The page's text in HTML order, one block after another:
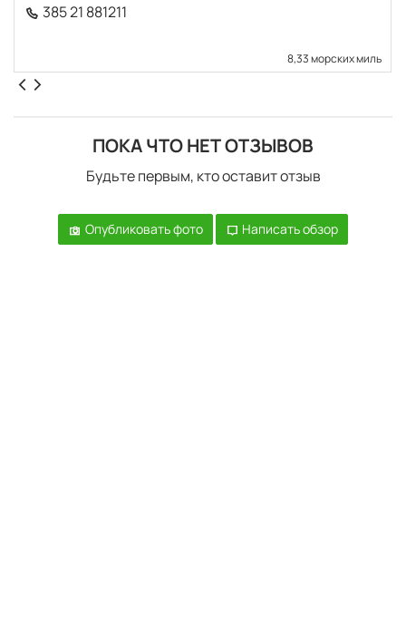
385 21 881211
8,33 морских миль
ПОКА ЧТО НЕТ ОТЗЫВОВ
Будьте первым, кто оставит отзыв
Опубликовать фото Написать обзор